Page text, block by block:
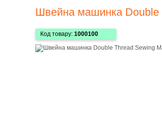
Швейна машинка Double
Код товару: 1000100